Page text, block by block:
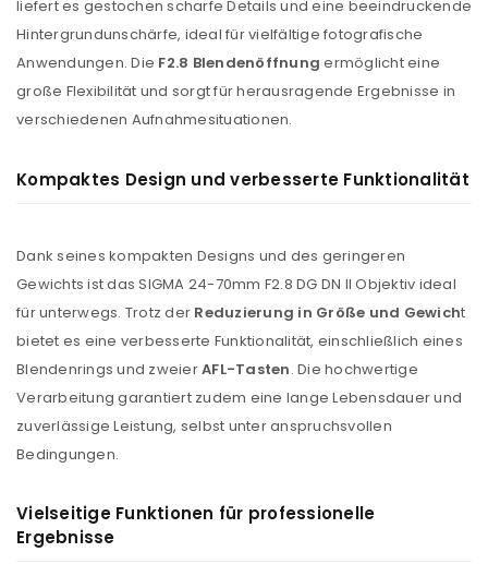
liefert es gestochen scharfe Details und eine beeindruckende
Hintergrundunschärfe, ideal für vielfältige fotografische
Anwendungen. Die F2.8 Blendenöffnung ermöglicht eine
große Flexibilität und sorgt für herausragende Ergebnisse in
verschiedenen Aufnahmesituationen.
Kompaktes Design und verbesserte Funktionalität
Dank seines kompakten Designs und des geringeren
Gewichts ist das SIGMA 24-70mm F2.8 DG DN II Objektiv ideal
für unterwegs. Trotz der Reduzierung in Größe und Gewicht
bietet es eine verbesserte Funktionalität, einschließlich eines
Blendenrings und zweierAFL-Tasten. Die hochwertige
Verarbeitung garantiert zudem eine lange Lebensdauer und
zuverlässige Leistung, selbst unter anspruchsvollen
Bedingungen.
Vielseitige Funktionen für professionelle
Ergebnisse